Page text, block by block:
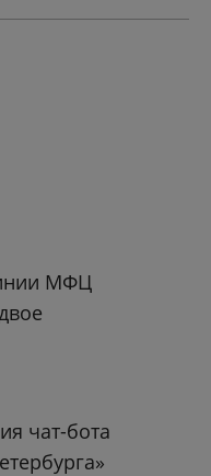
МФЦ
чат-бота